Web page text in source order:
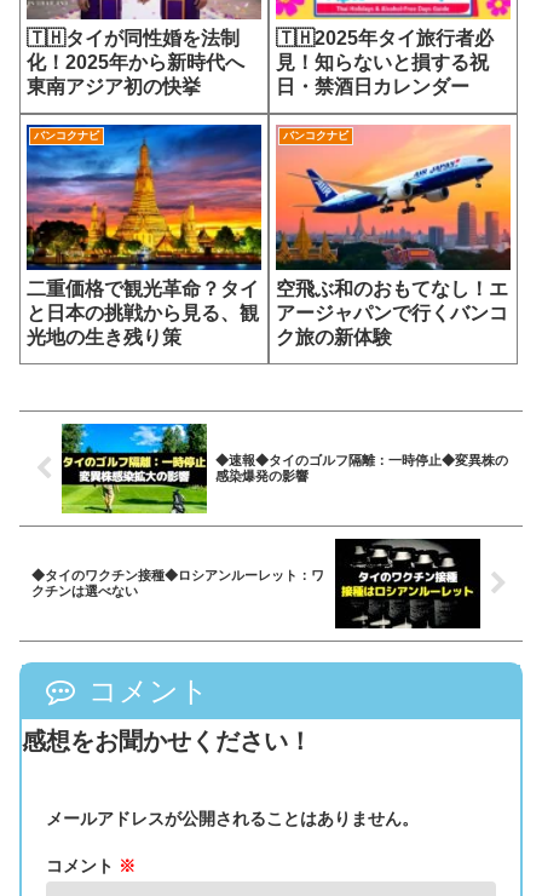
🇹🇭タイが同性婚を法制
化！2025年から新時代へ
東南アジア初の快挙
🇹🇭2025年タイ旅行者必
見！知らないと損する祝
日・禁酒日カレンダー
バンコクナビ
二重価格で観光革命？タイ
と日本の挑戦から見る、観
光地の生き残り策
バンコクナビ
空飛ぶ和のおもてなし！エ
アージャパンで行くバンコ
ク旅の新体験
◆速報◆タイのゴルフ隔離：一時停止◆変異株の
感染爆発の影響
◆タイのワクチン接種◆ロシアンルーレット：ワ
クチンは選べない
コメント
感想をお聞かせください！
メールアドレスが公開されることはありません。
コメント ※